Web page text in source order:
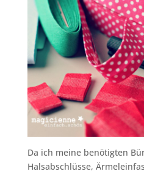
Da ich meine benötigten
Halsabschlüsse,